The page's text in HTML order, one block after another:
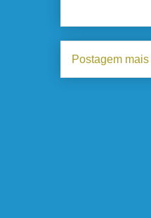
Postagem